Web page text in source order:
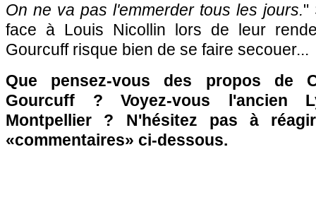
On ne va pas l'emmerder tous les jours."
face à Louis Nicollin lors de leur
Gourcuff risque bien de se faire secouer...
Que pensez-vous des propos de
Gourcuff ? Voyez-vous l'ancien
Montpellier ? N'hésitez pas à
«commentaires» ci-dessous.